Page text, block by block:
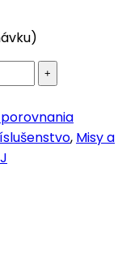
, Misy a